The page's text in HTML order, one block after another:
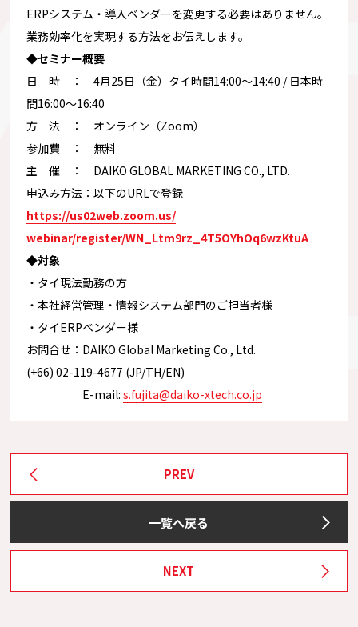
ERPシステム・導入ベンダーを変更する必要はありません。
業務効率化を実現する方法をお伝えします。
◆セミナー概要
日 時 ： 4月25日（金）タイ時間14:00〜14:40 / 日本時
間16:00〜16:40
方 法 ： オンライン（Zoom）
参加費 ： 無料
主 催 ： DAIKO GLOBAL MARKETING CO., LTD.
申込み方法：以下のURLで登録
https://us02web.zoom.us/
webinar/register/WN_Ltm9rz_4T5OYhOq6wzKtuA
◆対象
・タイ現法勤務の方
・本社経営管理・情報システム部門のご担当者様
・タイERPベンダー様
お問合せ：DAIKO Global Marketing Co., Ltd.
(+66) 02-119-4677 (JP/TH/EN)
E-mail:s.fujita@daiko-xtech.co.jp
PREV
一覧へ戻る
NEXT